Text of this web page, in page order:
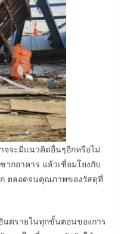
จจะมีแนวคิดอื่นๆอีกหรือไม่
ากอาคาร แล้วเชื่อมโยงกับ
ตลอดจนคุณภาพของวัสดุที่
นตรายในทุกขั้นตอนของการ